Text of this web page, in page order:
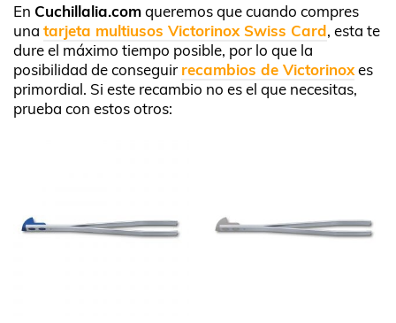
En Cuchillalia.comqueremos que cuando compres
una tarjeta multiusos Victorinox Swiss Card, esta te
dure el máximo tiempo posible, por lo que la
posibilidad de conseguir recambios de Victorinoxes
primordial. Si este recambio no es el que necesitas,
prueba con estos otros: